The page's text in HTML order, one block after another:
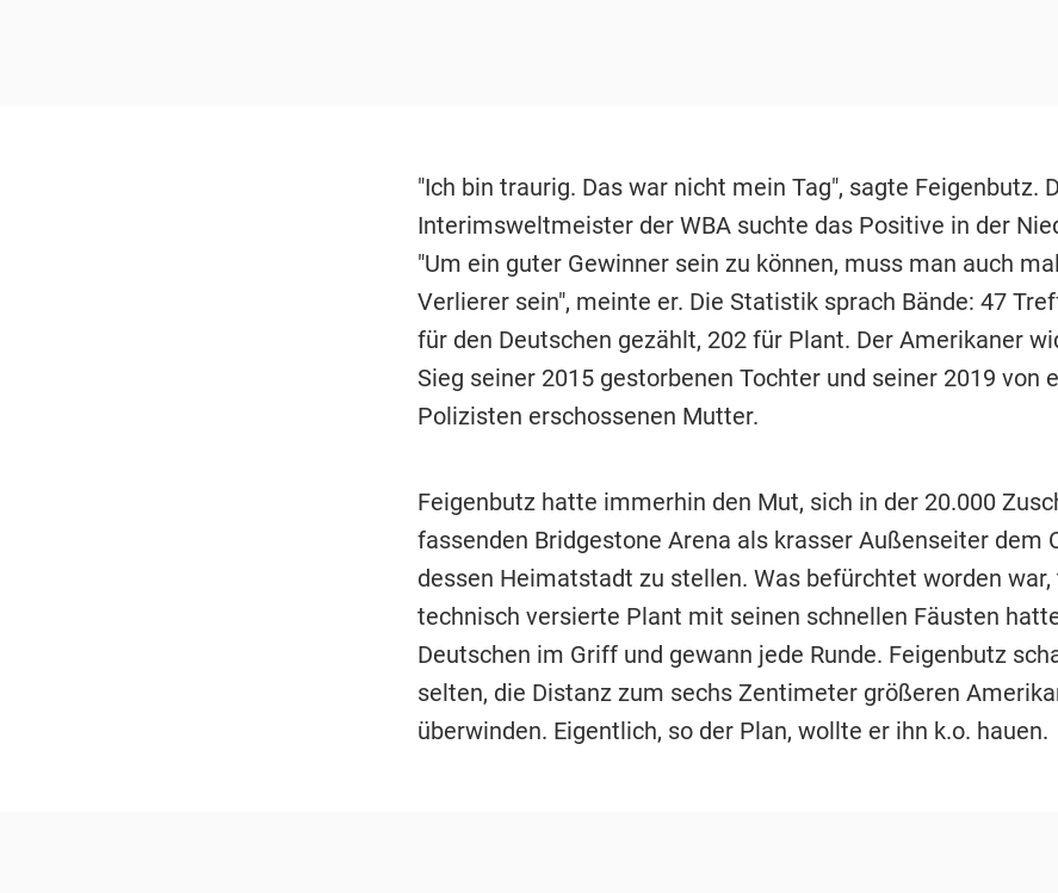
"Ich bin traurig. Das war nicht mein Tag", sagte Feigenbutz.
Interimsweltmeister der WBA suchte das Positive in der
"Um ein guter Gewinner sein zu können, muss man auch
Verlierer sein", meinte er. Die Statistik sprach Bände: 47
für den Deutschen gezählt, 202 für Plant. Der Amerikaner
Sieg seiner 2015 gestorbenen Tochter und seiner 2019 von
Polizisten erschossenen Mutter.
Feigenbutz hatte immerhin den Mut, sich in der 20.000
fassenden Bridgestone Arena als krasser Außenseiter dem
dessen Heimatstadt zu stellen. Was befürchtet worden war,
technisch versierte Plant mit seinen schnellen Fäusten
Deutschen im Griff und gewann jede Runde. Feigenbutz
selten, die Distanz zum sechs Zentimeter größeren
überwinden. Eigentlich, so der Plan, wollte er ihn k.o. hauen.